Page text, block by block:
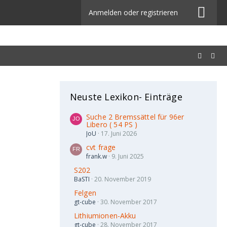
Anmelden oder registrieren
Neuste Lexikon- Einträge
Suche 2 Bremssättel für 96er
Libero ( 54 PS )
JoU 17. Juni 2026
cvt frage
frank.w 9. Juni 2025
S202
BaSTI 20. November 2019
Felgen
gt-cube 30. November 2017
Lithiumionen-Akku
gt-cube 28. November 2017